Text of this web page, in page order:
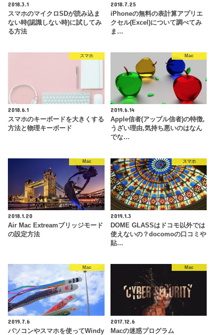
2018.3.1
スマホのマイクロSDが読み込ま
ない時(認識しない時)に試してみ
る方法
2018.7.25
iPhoneの無料の表計算アプリエ
クセル(Excel)について調べてみ
ま…
スマホ
2018.6.1
スマホのキーボードを大きくする
方法と物理キーボード
Mac
2019.6.14
Apple信者(アップル信者)の特徴,
うざい理由,気持ち悪いのはなん
でな…
Mac
2018.1.20
Air Mac Extreamブリッジモード
の設定方法
スマホ
2019.1.3
DOME GLASSはドコモ以外では
使えないの？docomoの口コミや
貼…
Mac
2019.7.6
パソコンやスマホを使ってWindy
Mac
2017.12.6
Macの迷惑プログラム